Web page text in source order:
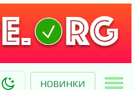
НОВИНКИ